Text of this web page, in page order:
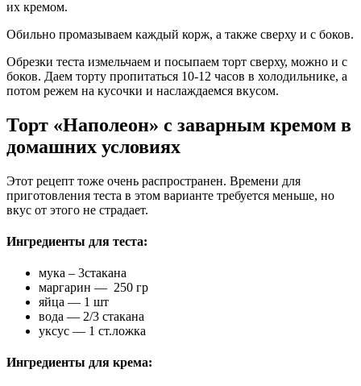
их кремом.
Обильно промазываем каждый корж, а также сверху и с боков.
Обрезки теста измельчаем и посыпаем торт сверху, можно и с
боков. Даем торту пропитаться 10-12 часов в холодильнике, а
потом режем на кусочки и наслаждаемся вкусом.
Торт «Наполеон» с заварным кремом в
домашних условиях
Этот рецепт тоже очень распространен. Времени для
приготовления теста в этом варианте требуется меньше, но
вкус от этого не страдает.
Ингредиенты для теста:
мука – 3стакана
маргарин — 250 гр
яйца — 1 шт
вода — 2/3 стакана
уксус — 1 ст.ложка
Ингредиенты для крема: